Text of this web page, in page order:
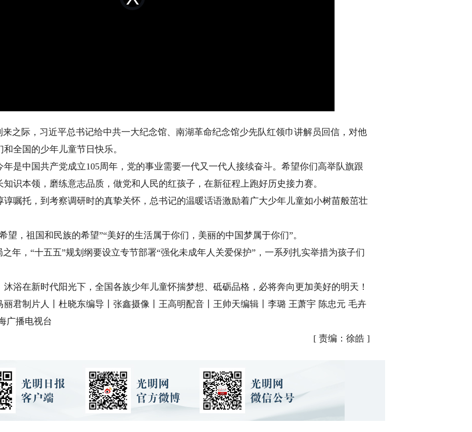
loading.
际，习近平总书记给中共一大纪念馆、南湖革命纪念馆少先队红领巾讲解员回信，对他
全国的少年儿童节日快乐。
中国共产党成立105周年，党的事业需要一代又一代人接续奋斗。希望你们高举队旗跟
识本领，磨练意志品质，做党和人民的红孩子，在新征程上跑好历史接力赛。
托，到考察调研时的真挚关怀，总书记的温暖话语激励着广大少年儿童如小树苗般茁壮
，祖国和民族的希望”“美好的生活属于你们，美丽的中国梦属于你们”。
，“十五五”规划纲要设立专节部署“强化未成年人关爱保护”，一系列扎实举措为孩子们
在新时代阳光下，全国各族少年儿童怀揣梦想、砥砺品格，必将奔向更加美好的明天！
制片人丨杜晓东编导丨张鑫摄像丨王高明配音丨王帅天编辑丨李璐 王萧宇 陈忠元 毛卉
广播电视台
[ 责编：徐皓 ]